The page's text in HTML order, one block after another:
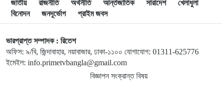
মানবসেবার জন্য রোটারির সম্মানজনক পদক পেলেন ডা. হাবিবুল্লাহ
তালুকদার রাসকিন
১০
হাসিনার নির্দেশে গুম করা হয়েছিল সালাহউদ্দিন আহমদকে
১১
জাতীয় রাজনীতি অর্থনীতি আর্ন্তজাতিক সারাদেশ
খেলাধুলা
বিনোদন
জনদূর্ভোগ প্রাইম জবস
ভারপ্রাপ্ত সম্পাদক : রিতেশ
অফিস: ৯/বি, জিন্দাবাহার, নয়াবাজার, ঢাকা-১১০০ যোগাযোগ: 01311-625776
ইমেইল: info.primetvbangla@gmail.com
বিজ্ঞাপন সংক্রান্ত বিষয়